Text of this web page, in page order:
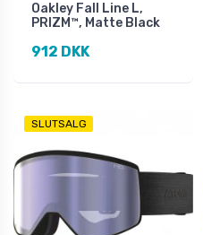
Oakley Fall Line L,
PRIZM™, Matte Black
912 DKK
SLUTSALG